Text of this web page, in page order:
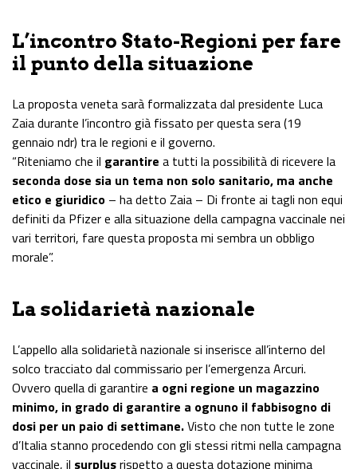
L’incontro Stato-Regioni per fare
il punto della situazione
La proposta veneta sarà formalizzata dal presidente Luca
Zaia durante l’incontro già fissato per questa sera (19
gennaio ndr) tra le regioni e il governo.
“Riteniamo che il garantire a tutti la possibilità di ricevere la
seconda dose sia un tema non solo sanitario, ma anche
etico e giuridico – ha detto Zaia – Di fronte ai tagli non equi
definiti da Pfizer e alla situazione della campagna vaccinale nei
vari territori, fare questa proposta mi sembra un obbligo
morale”.
La solidarietà nazionale
L’appello alla solidarietà nazionale si inserisce all’interno del
solco tracciato dal commissario per l’emergenza Arcuri.
Ovvero quella di garantire a ogni regione un magazzino
minimo, in grado di garantire a ognuno il fabbisogno di
dosi per un paio di settimane.Visto che non tutte le zone
d’Italia stanno procedendo con gli stessi ritmi nella campagna
vaccinale, il surplusrispetto a questa dotazione minima